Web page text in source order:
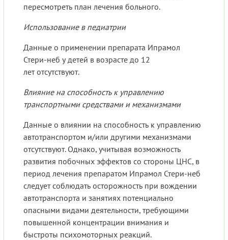
пересмотреть план лечения больного.
Использование в педиатрии
Данные о применении препарата Ипрамол
Стери-неб у детей в возрасте до 12
лет отсутствуют.
Влияние на способность к управлению
транспортными средствами и механизмами
Данные о влиянии на способность к управлению
автотранспортом и/или другими механизмами
отсутствуют. Однако, учитывая возможность
развития побочных эффектов со стороны ЦНС, в
период лечения препаратом Ипрамол Стери-неб
следует соблюдать осторожность при вождении
автотранспорта и занятиях потенциально
опасными видами деятельности, требующими
повышенной концентрации внимания и
быстроты психомоторных реакций.